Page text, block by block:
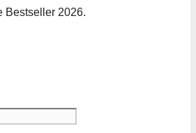
Bestseller 2026.